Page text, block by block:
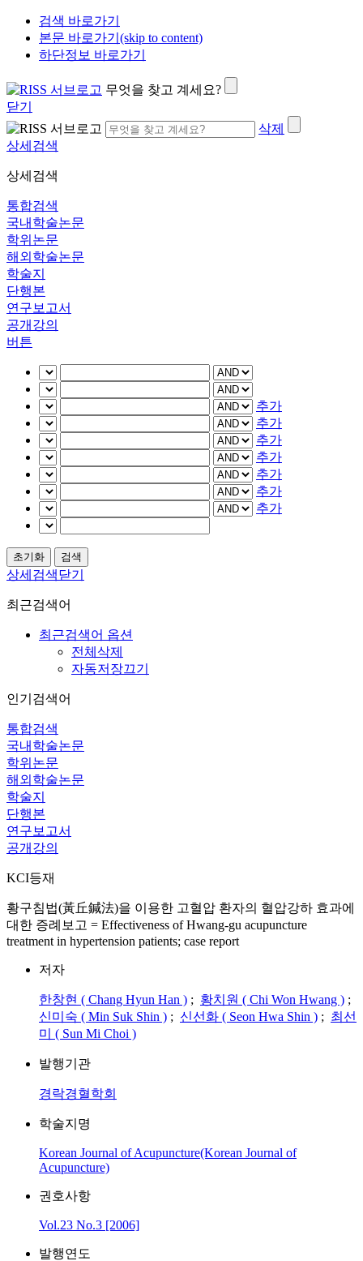
검색 바로가기
본문 바로가기(skip to content)
하단정보 바로가기
무엇을 찾고 계세요?
닫기
삭제
상세검색
상세검색
통합검색
국내학술논문
학위논문
해외학술논문
학술지
단행본
연구보고서
공개강의
버튼
추가
추가
추가
추가
추가
추가
추가
상세검색닫기
최근검색어
최근검색어 옵션
전체삭제
자동저장끄기
인기검색어
통합검색
국내학술논문
학위논문
해외학술논문
학술지
단행본
연구보고서
공개강의
KCI등재
황구침법(黃丘鍼法)을 이용한 고혈압 환자의 혈압강하 효과에
대한 증례보고 = Effectiveness of Hwang-gu acupuncture
treatment in hypertension patients; case report
저자
한창현 ( Chang Hyun Han ) ; 황치원 ( Chi Won Hwang ) ;
신미숙 ( Min Suk Shin ) ; 신선화 ( Seon Hwa Shin ) ; 최선
미 ( Sun Mi Choi )
발행기관
경락경혈학회
학술지명
Korean Journal of Acupuncture(Korean Journal of
Acupuncture)
권호사항
Vol.23 No.3 [2006]
발행연도